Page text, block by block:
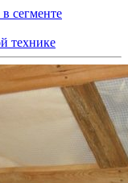
сегменте
технике